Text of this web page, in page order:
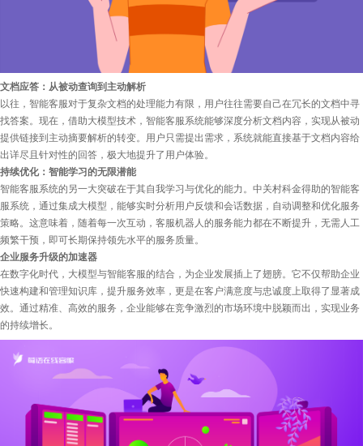
文档应答：从被动查询到主动解析
以往，智能客服对于复杂文档的处理能力有限，用户往往需要自己在冗长的文档中寻
找答案。现在，借助大模型技术，智能客服系统能够深度分析文档内容，实现从被动
提供链接到主动摘要解析的转变。用户只需提出需求，系统就能直接基于文档内容给
出详尽且针对性的回答，极大地提升了用户体验。
持续优化：智能学习的无限潜能
智能客服系统的另一大突破在于其自我学习与优化的能力。中关村科金得助的智能客
服系统，通过集成大模型，能够实时分析用户反馈和会话数据，自动调整和优化服务
策略。这意味着，随着每一次互动，客服机器人的服务能力都在不断提升，无需人工
频繁干预，即可长期保持领先水平的服务质量。
企业服务升级的加速器
在数字化时代，大模型与智能客服的结合，为企业发展插上了翅膀。它不仅帮助企业
快速构建和管理知识库，提升服务效率，更是在客户满意度与忠诚度上取得了显著成
效。通过精准、高效的服务，企业能够在竞争激烈的市场环境中脱颖而出，实现业务
的持续增长。